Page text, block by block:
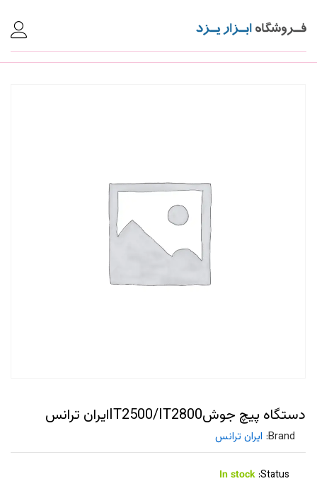
دستگاه پیچ جوشIT2500/IT2800ایران ترانس
Brand: ایران ترانس
Status:
In stock